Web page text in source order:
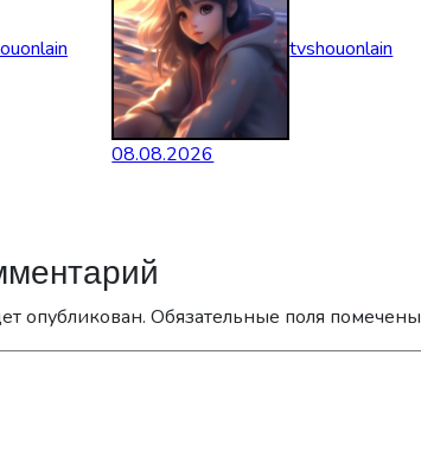
tvshouonlain
08.08.2026
опубликован. Обязательные поля помечены